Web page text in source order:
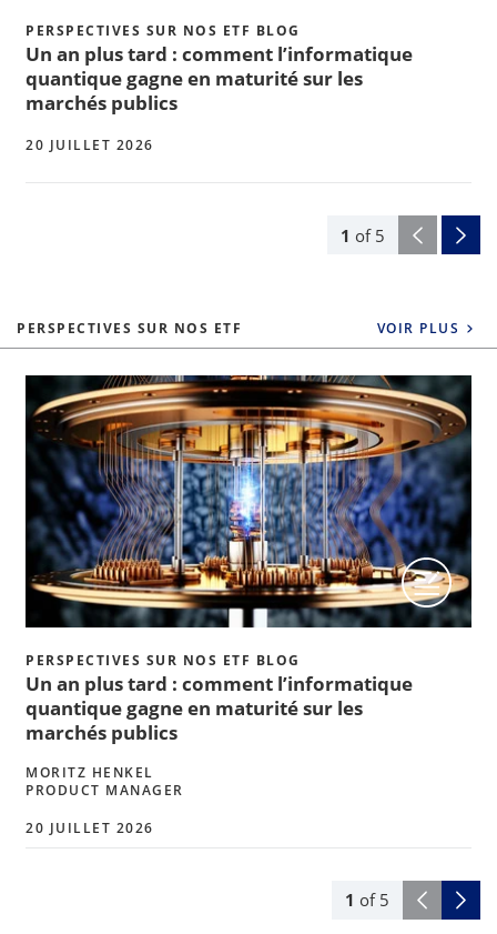
1 of 5
PERSPECTIVES SUR NOS ETF BLOG
Un an plus tard : comment l’informatique
quantique gagne en maturité sur les
marchés publics
20 JUILLET 2026
PERSPECTIVES SUR NOS ETF VOIR PLUS
1 of 5
PERSPECTIVES SUR NOS ETF BLOG
Un an plus tard : comment l’informatique
quantique gagne en maturité sur les
marchés publics
MORITZ HENKEL
PRODUCT MANAGER
20 JUILLET 2026